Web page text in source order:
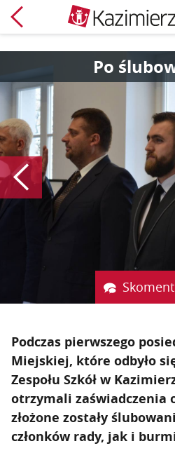
Po
Poprzedni
Podczas pierwszego
Miejskiej, które odbyło
Zespołu Szkół w
otrzymali zaświadczenia
złożone zostały
członków rady, jak i